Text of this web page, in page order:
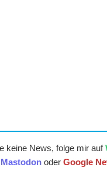
keine News, folge mir auf
Mastodonoder Google